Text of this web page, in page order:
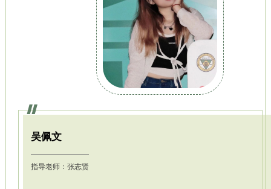
吴佩文
指导老师：张志贤